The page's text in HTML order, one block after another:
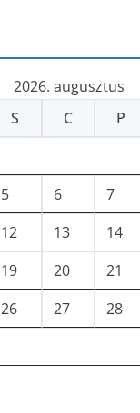
2026. augusztus
S C P
5 6 7
12 13 14
19 20 21
26 27 28